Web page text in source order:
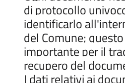
di protocollo
identificarlo
del Comune;
importante per il
recupero del
I dati relativi ai